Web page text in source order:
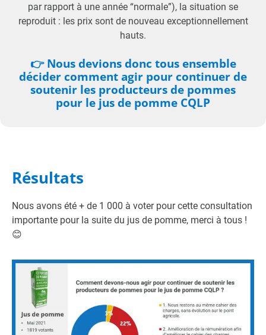
par rapport à une année “normale”), la situation se
reproduit : les prix sont de nouveau exceptionnellement
hauts.
👉 Nous devions donc tous ensemble
décider comment agir pour continuer de
soutenir les producteurs de pommes
pour le jus de pomme CQLP
Résultats
Nous avons été + de 1 000 à voter pour cette consultation
importante pour la suite du jus de pomme, merci à tous !
😊